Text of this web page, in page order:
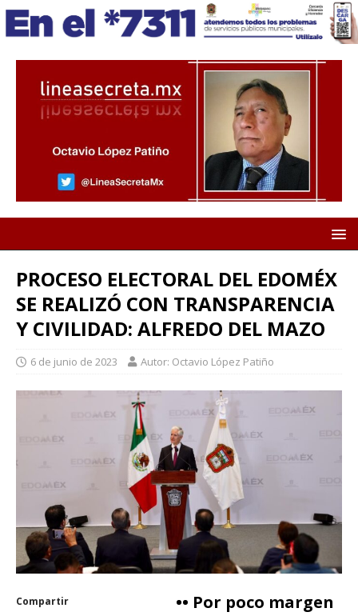
PROCESO ELECTORAL DEL EDOMÉX
SE REALIZÓ CON TRANSPARENCIA
Y CIVILIDAD: ALFREDO DEL MAZO
6 de junio de 2023 Autor: Octavio López Patiño
Compartir
•• Por poco margen